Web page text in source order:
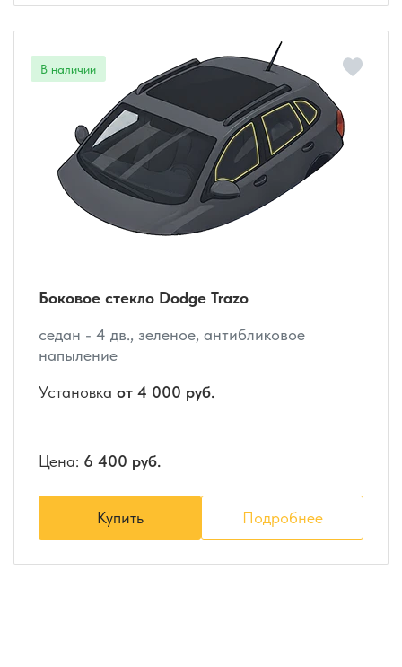
Боковое стекло Dodge Trazo
седан - 4 дв., зеленое, антибликовое
напыление
Установка от 4 000 руб.
Цена: 6 400 руб.
Купить Подробнее